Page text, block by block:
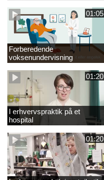
01:05
Forberedende
voksenundervisning
01:20
I erhvervspraktik på et
hospital
01:20